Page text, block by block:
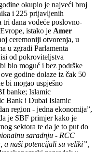
okupio je najveći broj
i 225 prijavljenih
tri dana vodeće poslovno-
istako je Amer
ceremoniji otvorenja, u
u zgradi Parlamenta
od pokroviteljstva
bio moguć i bez podrške
godine dolaze iz čak 50
bi mogao uspješno
banke; Islamic
Bank i Dubai Islamic
region - jedna ekonomija”,
je SBF primjer kako je
sektora te da je to put do
saradnju - RCC
a naši potencijali su veliki”,